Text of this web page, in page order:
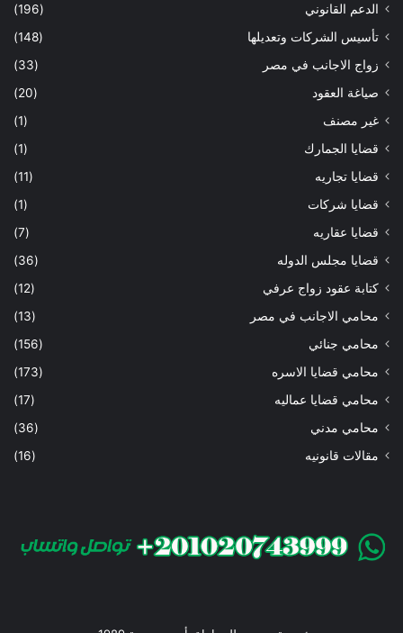
الدعم القانوني
(196)
تأسيس الشركات وتعديلها
(148)
زواج الاجانب في مصر
(33)
صياغة العقود
(20)
غير مصنف
(1)
قضايا الجمارك
(1)
قضايا تجاريه
(11)
قضايا شركات
(1)
قضايا عقاريه
(7)
قضايا مجلس الدوله
(36)
كتابة عقود زواج عرفي
(12)
محامي الاجانب في مصر
(13)
محامي جنائي
(156)
محامي قضايا الاسره
(173)
محامي قضايا عماليه
(17)
محامي مدني
(36)
مقالات قانونيه
(16)